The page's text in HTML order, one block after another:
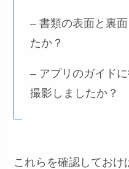
– 書類の表面と裏
たか？
– アプリのガイド
撮影しましたか？
これらを確認してお